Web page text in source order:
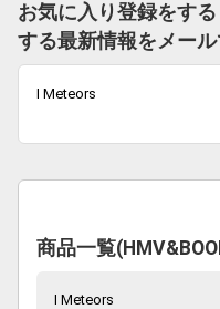
お気に入り登録をす
する最新情報をメール
I Meteors
商品一覧
I Meteors